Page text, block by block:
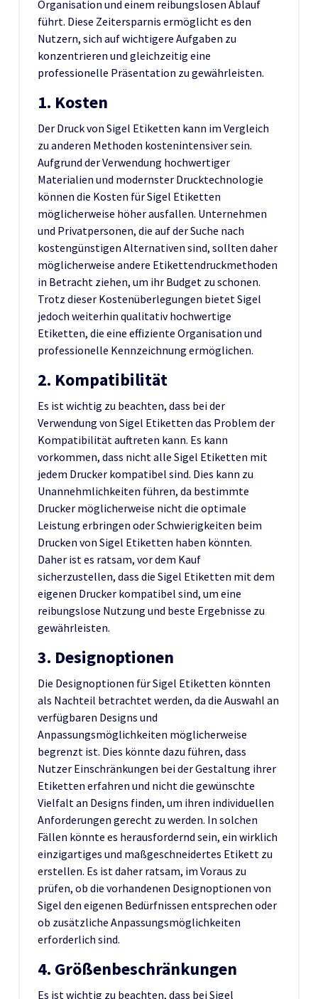
Organisation und einem reibungslosen Ablauf
führt. Diese Zeitersparnis ermöglicht es den
Nutzern, sich auf wichtigere Aufgaben zu
konzentrieren und gleichzeitig eine
professionelle Präsentation zu gewährleisten.
1. Kosten
Der Druck von Sigel Etiketten kann im Vergleich
zu anderen Methoden kostenintensiver sein.
Aufgrund der Verwendung hochwertiger
Materialien und modernster Drucktechnologie
können die Kosten für Sigel Etiketten
möglicherweise höher ausfallen. Unternehmen
und Privatpersonen, die auf der Suche nach
kostengünstigen Alternativen sind, sollten daher
möglicherweise andere Etikettendruckmethoden
in Betracht ziehen, um ihr Budget zu schonen.
Trotz dieser Kostenüberlegungen bietet Sigel
jedoch weiterhin qualitativ hochwertige
Etiketten, die eine effiziente Organisation und
professionelle Kennzeichnung ermöglichen.
2. Kompatibilität
Es ist wichtig zu beachten, dass bei der
Verwendung von Sigel Etiketten das Problem der
Kompatibilität auftreten kann. Es kann
vorkommen, dass nicht alle Sigel Etiketten mit
jedem Drucker kompatibel sind. Dies kann zu
Unannehmlichkeiten führen, da bestimmte
Drucker möglicherweise nicht die optimale
Leistung erbringen oder Schwierigkeiten beim
Drucken von Sigel Etiketten haben könnten.
Daher ist es ratsam, vor dem Kauf
sicherzustellen, dass die Sigel Etiketten mit dem
eigenen Drucker kompatibel sind, um eine
reibungslose Nutzung und beste Ergebnisse zu
gewährleisten.
3. Designoptionen
Die Designoptionen für Sigel Etiketten könnten
als Nachteil betrachtet werden, da die Auswahl an
verfügbaren Designs und
Anpassungsmöglichkeiten möglicherweise
begrenzt ist. Dies könnte dazu führen, dass
Nutzer Einschränkungen bei der Gestaltung ihrer
Etiketten erfahren und nicht die gewünschte
Vielfalt an Designs finden, um ihren individuellen
Anforderungen gerecht zu werden. In solchen
Fällen könnte es herausfordernd sein, ein wirklich
einzigartiges und maßgeschneidertes Etikett zu
erstellen. Es ist daher ratsam, im Voraus zu
prüfen, ob die vorhandenen Designoptionen von
Sigel den eigenen Bedürfnissen entsprechen oder
ob zusätzliche Anpassungsmöglichkeiten
erforderlich sind.
4. Größenbeschränkungen
Es ist wichtig zu beachten, dass bei Sigel